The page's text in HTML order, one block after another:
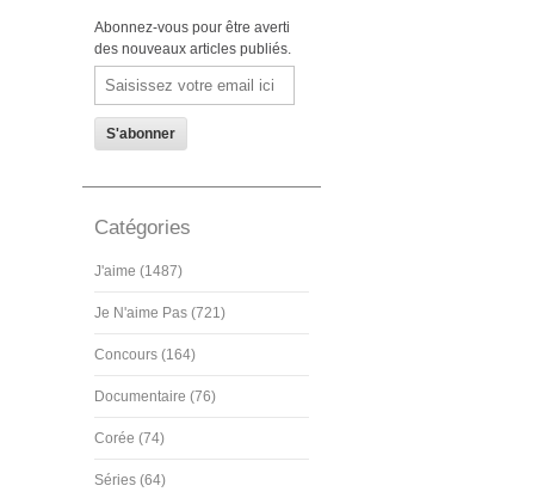
Abonnez-vous pour être averti
des nouveaux articles publiés.
Email
Catégories
J'aime (1487)
Je N'aime Pas (721)
Concours (164)
Documentaire (76)
Corée (74)
Séries (64)